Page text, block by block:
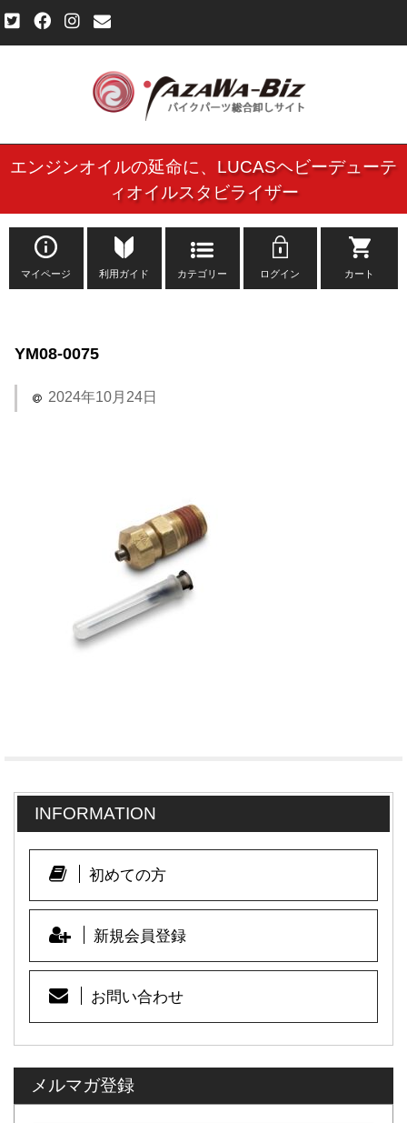
ご利用規約
個人情報保護方針
よくある質問
エンジンオイルの延命に、 LUCASヘビーデューテ
ィオイルスタビライザー
マイページ 利用ガイド カテゴリー ログイン カート
YM08-0075
2024年10月24日
INFORMATION
初めての方
新規会員登録
お問い合わせ
メルマガ登録